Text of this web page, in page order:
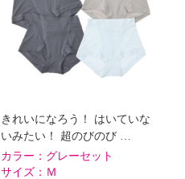
きれいになろう！ はいていな
いみたい！ 超のびのび …
カラー： グレーセット
サイズ： Ｍ